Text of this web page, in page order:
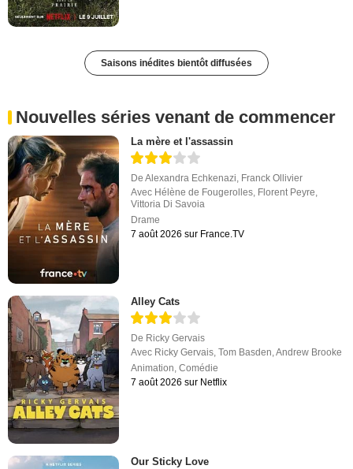
Saisons inédites bientôt diffusées
Nouvelles séries venant de commencer
La mère et l'assassin
DeAlexandra Echkenazi Franck Ollivier
Avec Hélène de Fougerolles Florent Peyre
Vittoria Di Savoia
Drame
7 août 2026 sur France.TV
Alley Cats
De Ricky Gervais
Avec Ricky Gervais,Tom Basden,Andrew Brooke
Animation,Comédie
7 août 2026 sur Netflix
Our Sticky Love